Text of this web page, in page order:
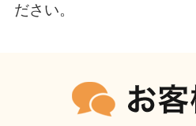
ださい。